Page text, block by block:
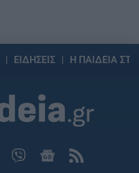
ΕΙΔΗΣΕΙΣ Η ΠΑΙΔΕΙΑ